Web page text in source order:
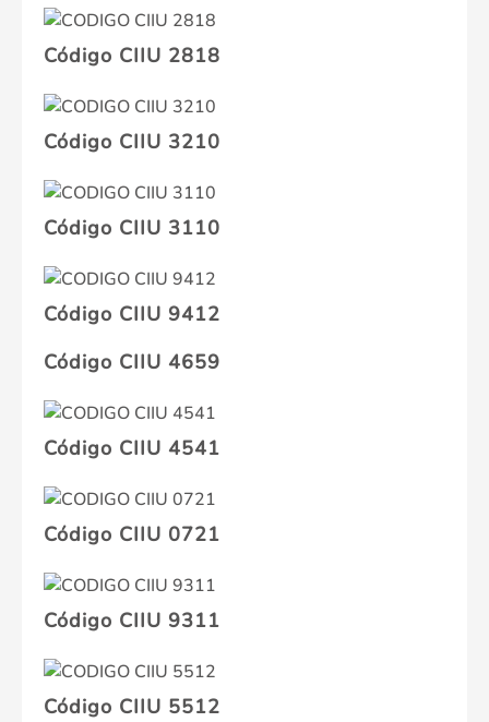
Código CIIU 2818
Código CIIU 3210
Código CIIU 3110
Código CIIU 9412
Código CIIU 4659
Código CIIU 4541
Código CIIU 0721
Código CIIU 9311
Código CIIU 5512